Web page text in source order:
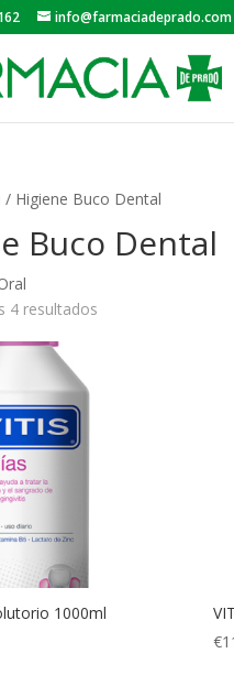
info@farmaciadeprado.com
/ Higiene Buco Dental
Buco Dental
4 resultados
1000ml
€